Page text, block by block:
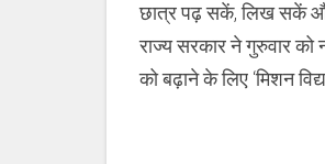
छात्र पढ़ सकें, लिख सकें
राज्य सरकार ने गुरुवार
को बढ़ाने के लिए ‘मिशन